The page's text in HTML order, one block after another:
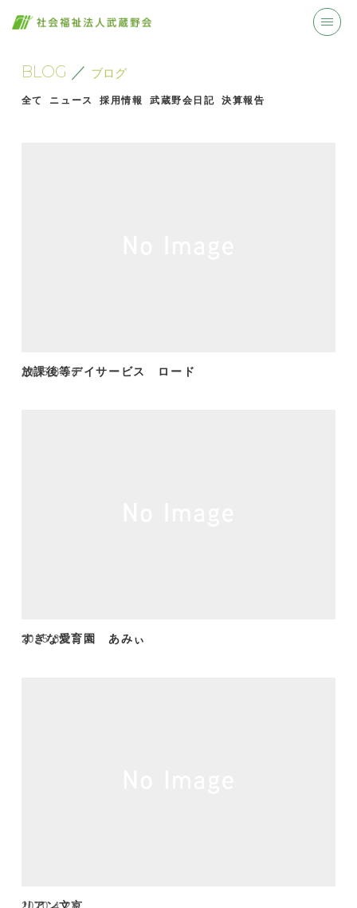
BLOG ブログ
全て ニュース 採用情報 武蔵野会日記 決算報告
2025.8.12
放課後等デイサービス ロード
2025.8.12
すぎな愛育園 あみぃ